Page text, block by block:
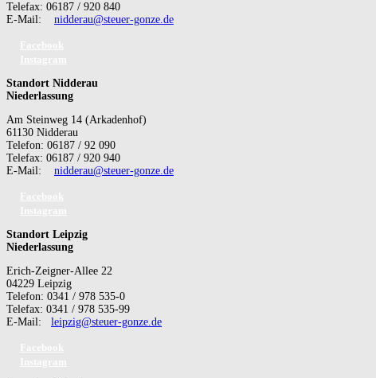
Telefax: 06187 / 920 840
E-Mail: nidderau@steuer-gonze.de
Standort Nidderau
Niederlassung
Am Steinweg 14 (Arkadenhof)
61130 Nidderau
Telefon: 06187 / 92 090
Telefax: 06187 / 920 940
E-Mail: nidderau@steuer-gonze.de
Standort Leipzig
Niederlassung
Erich-Zeigner-Allee 22
04229 Leipzig
Telefon: 0341 / 978 535-0
Telefax: 0341 / 978 535-99
E-Mail: leipzig@steuer-gonze.de